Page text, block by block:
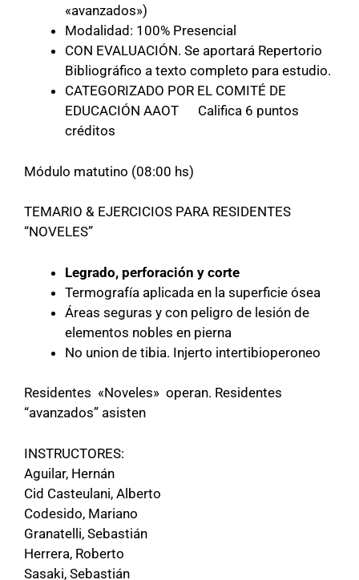
«avanzados»)
Modalidad: 100% Presencial
CON EVALUACIÓN. Se aportará Repertorio
Bibliográfico a texto completo para estudio.
CATEGORIZADO POR EL COMITÉ DE
EDUCACIÓN AAOT Califica 6 puntos
créditos
Módulo matutino (08:00 hs)
TEMARIO & EJERCICIOS PARA RESIDENTES
“NOVELES”
Legrado, perforación y corte
Termografía aplicada en la superficie ósea
Áreas seguras y con peligro de lesión de
elementos nobles en pierna
No union de tibia. Injerto intertibioperoneo
Residentes «Noveles» operan. Residentes
“avanzados” asisten
INSTRUCTORES:
Aguilar, Hernán
Cid Casteulani, Alberto
Codesido, Mariano
Granatelli, Sebastián
Herrera, Roberto
Sasaki, Sebastián